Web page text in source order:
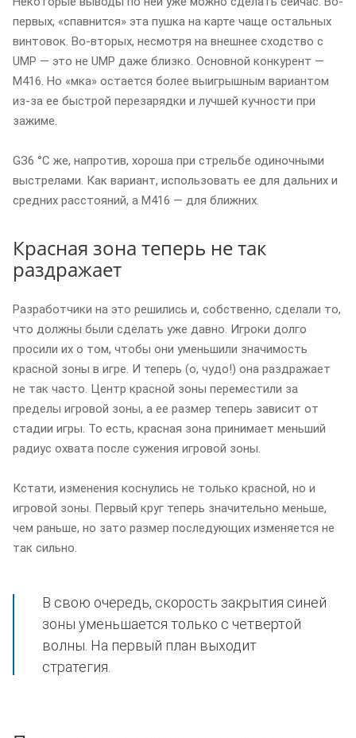
первых, «спавнится» эта пушка на карте чаще остальных
винтовок. Во-вторых, несмотря на внешнее сходство с
UMP — это не UMP даже близко. Основной конкурент —
М416. Но «мка» остается более выигрышным вариантом
из-за ее быстрой перезарядки и лучшей кучности при
зажиме.
GЗ6 °C же, напротив, хороша при стрельбе одиночными
выстрелами. Как вариант, использовать ее для дальних и
средних расстояний, а М416 — для ближних.
Красная зона теперь не так
раздражает
Разработчики на это решились и, собственно, сделали то,
что должны были сделать уже давно. Игроки долго
просили их о том, чтобы они уменьшили значимость
красной зоны в игре. И теперь (о, чудо!) она раздражает
не так часто. Центр красной зоны переместили за
пределы игровой зоны, а ее размер теперь зависит от
стадии игры. То есть, красная зона принимает меньший
радиус охвата после сужения игровой зоны.
Кстати, изменения коснулись не только красной, но и
игровой зоны. Первый круг теперь значительно меньше,
чем раньше, но зато размер последующих изменяется не
так сильно.
В свою очередь, скорость закрытия синей
зоны уменьшается только с четвертой
волны. На первый план выходит
стратегия.